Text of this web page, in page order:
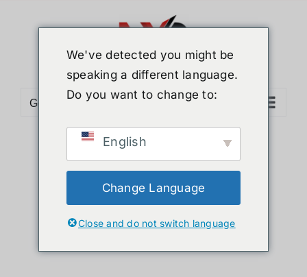
Go to...
Sort byName
Show36 Products
We've detected you might be
speaking a different language.
Do you want to change to:
English
Change Language
Close and do not switch language